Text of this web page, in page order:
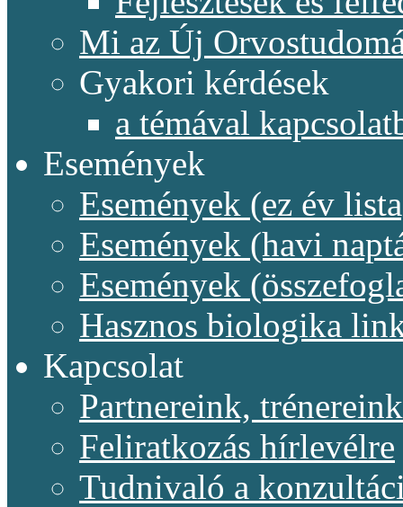
Mi az Új
Gyakori kérdések
a témával
Események
Események (ez év
Események (havi
Események
Hasznos biologika
Kapcsolat
Partnereink, trénereink
Feliratkozás hírlevélre
Tudnivaló a